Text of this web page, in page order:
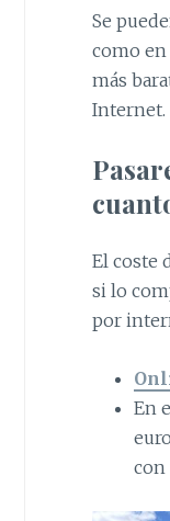
Se
como
más
Internet.
El coste
si lo
por
En
con